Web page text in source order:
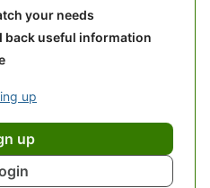
your needs
back useful information
up
up